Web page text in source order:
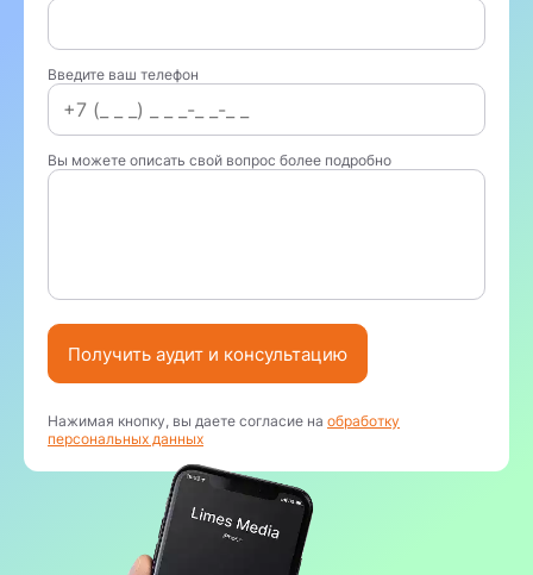
Введите ваш телефон
Вы можете описать свой вопрос более подробно
Получить аудит и консультацию
Нажимая кнопку, вы даете согласие на обработку
персональных данных